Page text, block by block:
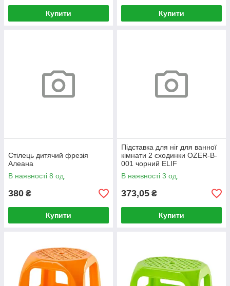
Купити Купити
Стілець дитячий фрезія
Алеана
В наявності 8 од.
380 ₴
Купити
Підставка для ніг для ванної
кімнати 2 сходинки OZER-B-
001 чорний ELIF
В наявності 3 од.
373,05 ₴
Купити